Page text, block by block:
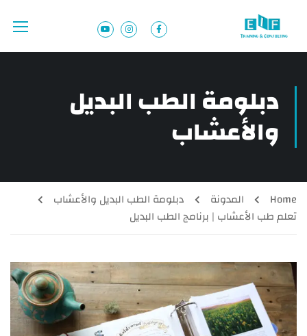
دبلومة الطب البديل
والأعشاب
Home المدونة
دبلومة الطب البديل والأعشاب
تعلم طب الأعشاب | برنامج الطب البديل